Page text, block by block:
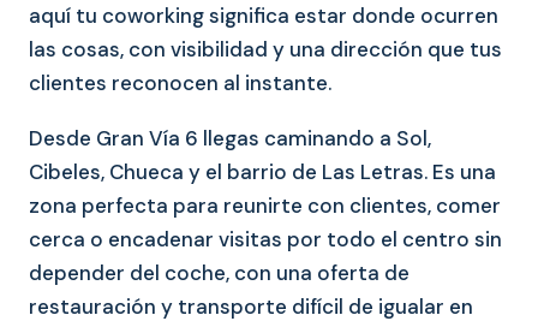
aquí tu coworking significa estar donde ocurren
las cosas, con visibilidad y una dirección que tus
clientes reconocen al instante.
Desde Gran Vía 6 llegas caminando a Sol,
Cibeles, Chueca y el barrio de Las Letras. Es una
zona perfecta para reunirte con clientes, comer
cerca o encadenar visitas por todo el centro sin
depender del coche, con una oferta de
restauración y transporte difícil de igualar en